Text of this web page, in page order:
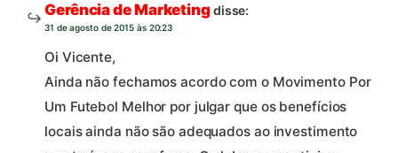
Gerência de Marketingdisse:
31 de agosto de 2015 às 20:23
Oi Vicente,
Ainda não fechamos acordo com o Movimento Por
Um Futebol Melhor por julgar que os benefícios
locais ainda não são adequados ao investimento